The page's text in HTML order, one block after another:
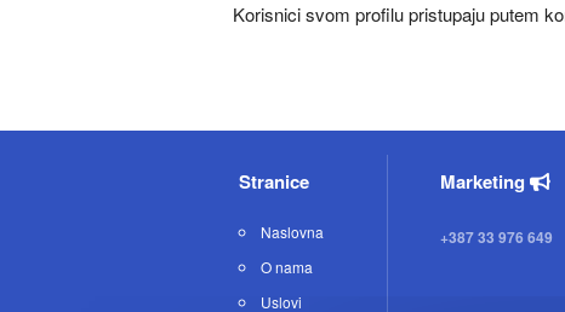
Korisnici svom profilu pristupaju putem
Stranice
Naslovna
O nama
Uslovi
Marketing
+387 33 976 649